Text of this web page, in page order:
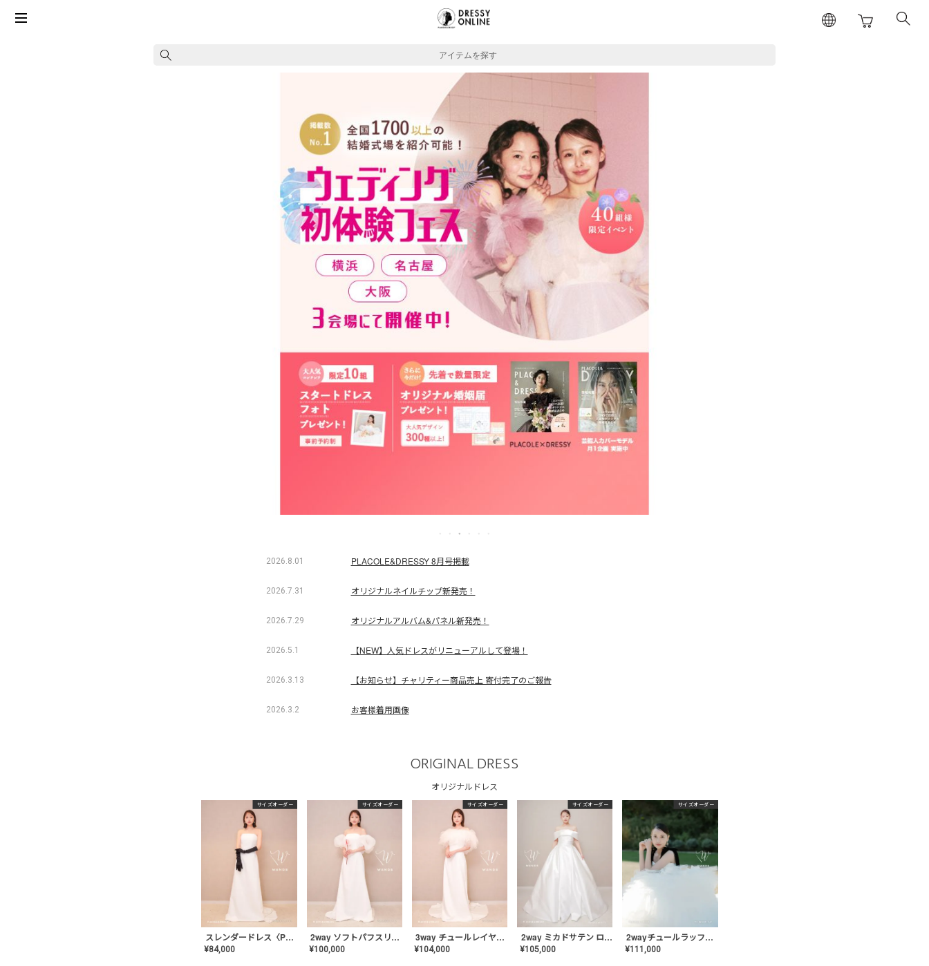
アイテムを探す
2026.8.01 PLACOLE&DRESSY 8月号掲載
2026.7.31 オリジナルネイルチップ新発売！
2026.7.29 オリジナルアルバム&パネル新発売！
2026.5.1 【NEW】人気ドレスがリニューアルして登場！
2026.3.13 【お知らせ】チャリティー商品売上 寄付完了のご報告
2026.3.2 お客様着用画像
ORIGINAL DRESS
オリジナルドレス
サイズオーダー
スレンダードレス〈PD-WDOR-2110〉
¥84,000
サイズオーダー
2way ソフトパフスリーブ スレンダードレス〈PD-WDOR-2112〉
¥100,000
サイズオーダー
3way チュールレイヤーオフショルダー スレンダードレス〈PD-WDOR-2111〉
¥104,000
サイズオーダー
2way ミカドサテン ロールカラードレス〈PD-WDOR-511〉
¥105,000
サイズオーダー
2wayチュールラッフルドレス〈PD-WDOR-341〉
¥111,000